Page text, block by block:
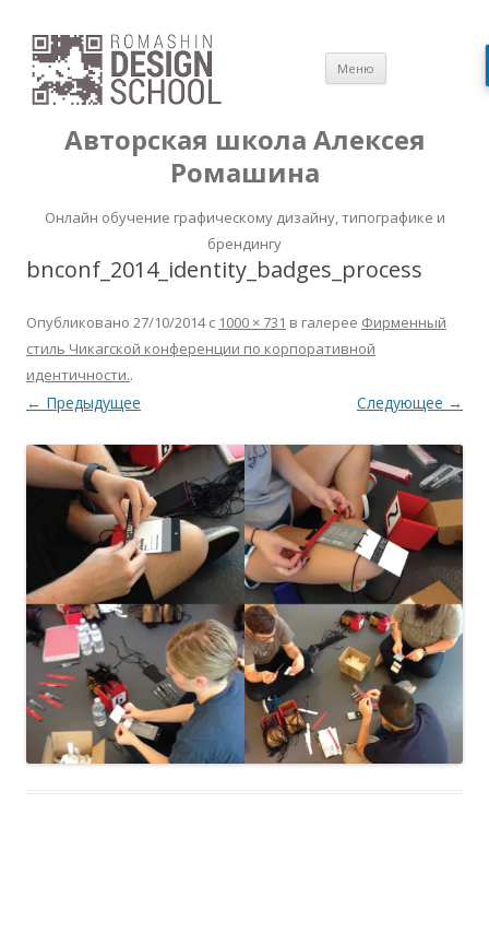
Авторская школа Алексея
Ромашина
Онлайн обучение графическому дизайну, типографике и
брендингу
Меню
содержимому
bnconf_2014_identity_badges_process
Опубликовано 27/10/2014с 1000 × 731 в галерее Фирменный
стиль Чикагской конференции по корпоративной
идентичности..
← Предыдущее Следующее →